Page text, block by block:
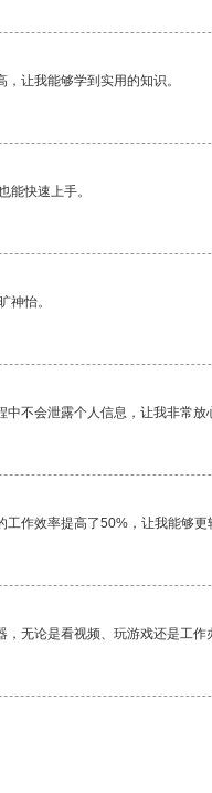
让我能够学到实用的知识。
能快速上手。
神怡。
不会泄露个人信息，让我非常放
作效率提高了50%，让我能够更
无论是看视频、玩游戏还是工作